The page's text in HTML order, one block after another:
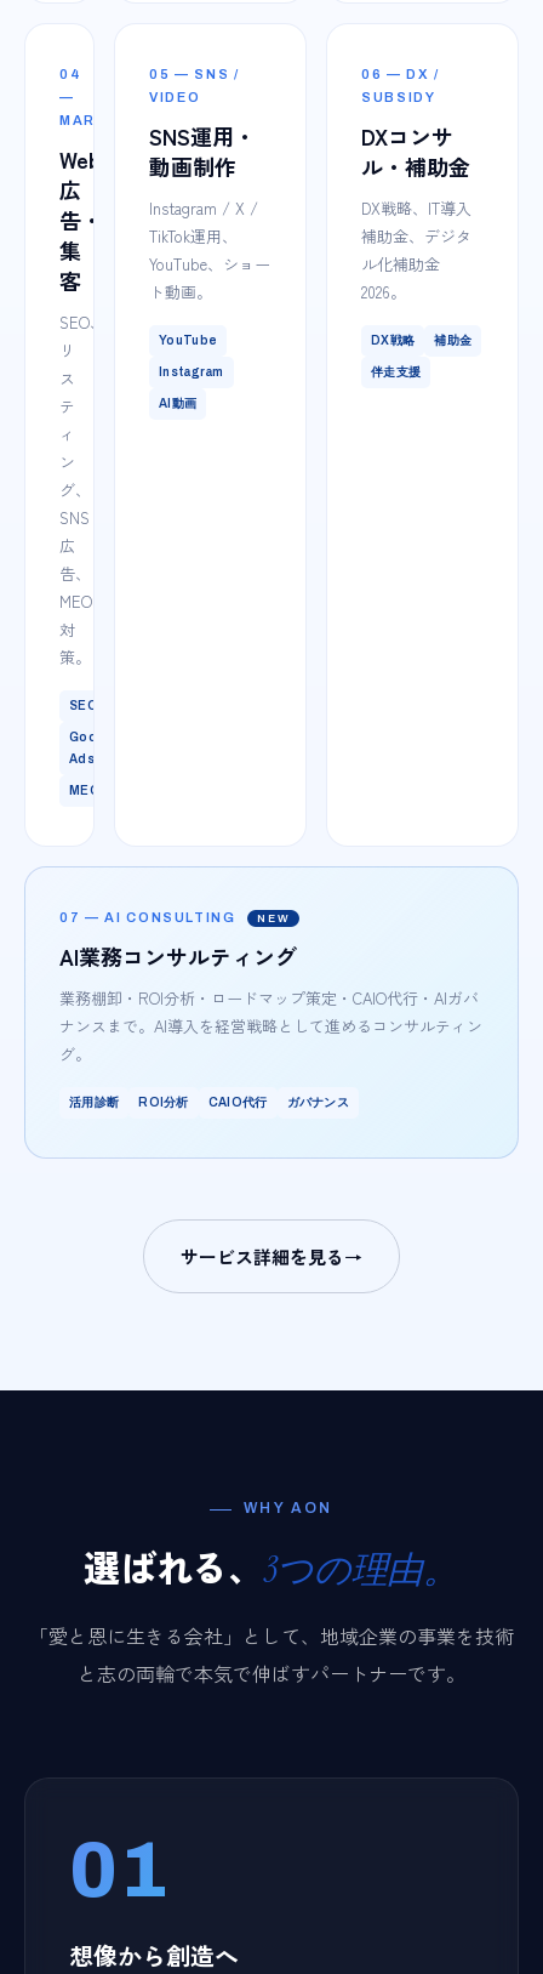
04
—
MARKETING
Web
広
告・
集
客
SEO、
リ
ス
テ
ィ
ン
グ、
SNS
広
告、
MEO
対
策。
SEO
Google
Ads
MEO
05 — SNS /
VIDEO
SNS運用・
動画制作
Instagram / X /
TikTok運用、
YouTube、ショー
ト動画。
YouTube
Instagram
AI動画
06 — DX /
SUBSIDY
DXコンサ
ル・補助金
DX戦略、IT導入
補助金、デジタ
ル化補助金
2026。
DX戦略 補助金
伴走支援
07 — AI CONSULTING NEW
AI業務コンサルティング
業務棚卸・ROI分析・ロードマップ策定・CAIO代行・AIガバ
ナンスまで。AI導入を経営戦略として進めるコンサルティン
グ。
活用診断 ROI分析 CAIO代行 ガバナンス
サービス詳細を見る→
WHY AON
選ばれる、3つの理由。
「愛と恩に生きる会社」として、地域企業の事業を技術
と志の両輪で本気で伸ばすパートナーです。
01
想像から創造へ